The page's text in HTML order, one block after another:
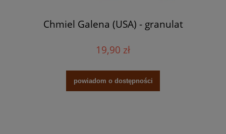
Chmiel Galena (USA) - granulat
19,90 zł
powiadom o dostępności